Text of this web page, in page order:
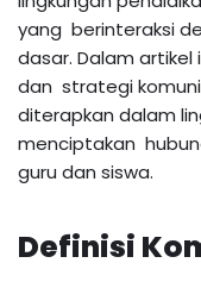
yang berinteraksi
dasar. Dalam artikel
dan strategi
diterapkan dalam
menciptakan
guru dan siswa.
Definisi